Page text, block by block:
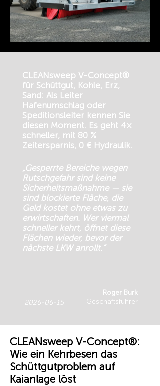
CLEANsweep V-Concept®
für Schüttgut, Kohle, Erz,
Sand: Als Leiter
Hafenumschlag oder
Speditionsleiter kennen Sie
diesen Moment. Es geht 4×
schneller, mit 80 %
Zeitersparnis, 0 € Hydraulik.
„Gesperrte Bereiche wegen
Rutschgefahr sind keine
Sicherheitsmaßnahme — sie
sind blockierte Fläche, die
Geld kostet ohne etwas zu
erwirtschaften. Wer viermal
schneller kehrt, öffnet diese
Flächen wieder, bevor der
nächste LKW anrollt.“
2026-06-15
Roger Burk
Geschäftsführer
CLEANsweep V-Concept®:
Wie ein Kehrbesen das
Schüttgutproblem auf
Kaianlage löst